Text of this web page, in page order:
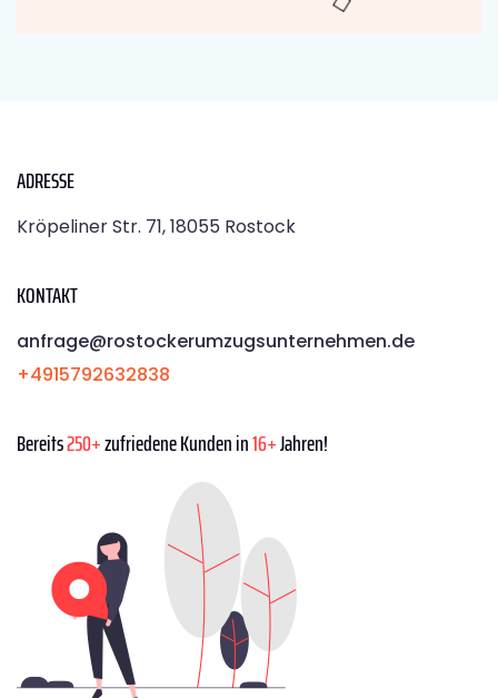
ADRESSE
Kröpeliner Str. 71, 18055 Rostock
KONTAKT
anfrage@rostockerumzugsunternehmen.de
+4915792632838
Bereits250+zufriedene Kunden in16+Jahren!